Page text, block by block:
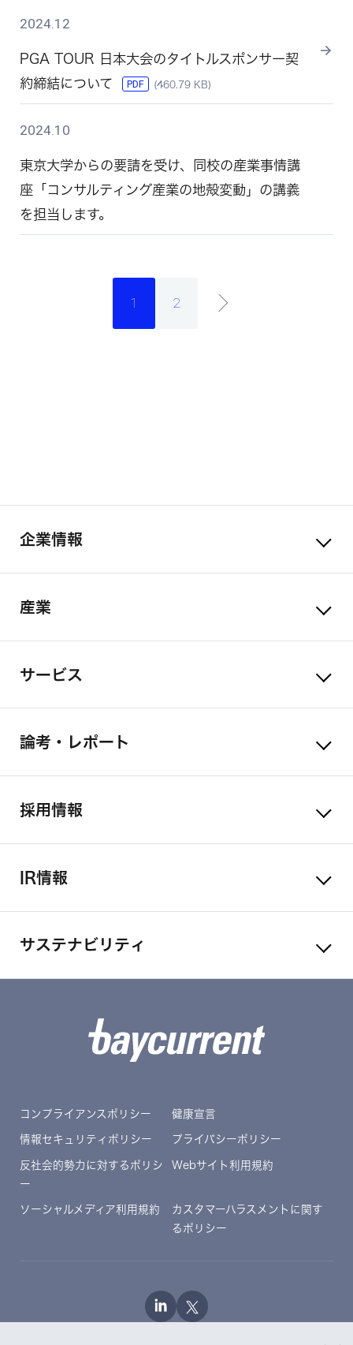
2024.12
PGA TOUR 日本大会のタイトルスポンサー契
約締結について
PDF (460.79 KB)
2024.10
東京大学からの要請を受け、同校の産業事情講
座「コンサルティング産業の地殻変動」の講義
を担当します。
1 2
企業情報
産業
サービス
論考・レポート
採用情報
IR情報
サステナビリティ
コンプライアンスポリシー 健康宣言
情報セキュリティポリシー プライバシーポリシー
反社会的勢力に対するポリシ
ー
Webサイト利用規約
ソーシャルメディア利用規約
カスタマーハラスメントに関す
るポリシー